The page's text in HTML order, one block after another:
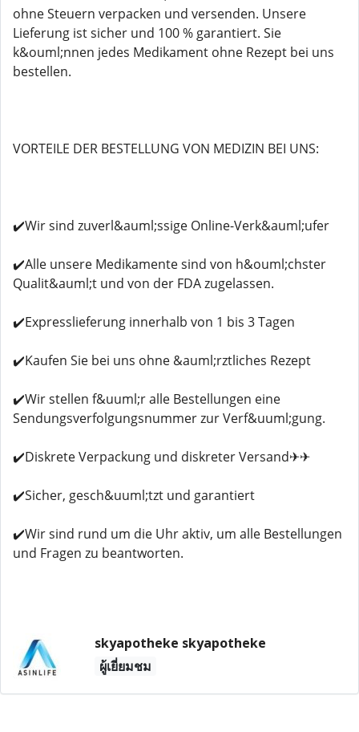
ohne Steuern verpacken und versenden. Unsere
Lieferung ist sicher und 100 % garantiert. Sie
k&ouml;nnen jedes Medikament ohne Rezept bei uns
bestellen.
VORTEILE DER BESTELLUNG VON MEDIZIN BEI UNS:
✔️Wir sind zuverl&auml;ssige Online-Verk&auml;ufer
✔️Alle unsere Medikamente sind von h&ouml;chster
Qualit&auml;t und von der FDA zugelassen.
✔️Expresslieferung innerhalb von 1 bis 3 Tagen
✔️Kaufen Sie bei uns ohne &auml;rztliches Rezept
✔️Wir stellen f&uuml;r alle Bestellungen eine
Sendungsverfolgungsnummer zur Verf&uuml;gung.
✔️Diskrete Verpackung und diskreter Versand✈✈
✔️Sicher, gesch&uuml;tzt und garantiert
✔️Wir sind rund um die Uhr aktiv, um alle Bestellungen
und Fragen zu beantworten.
skyapotheke skyapotheke
ผู้เยี่ยมชม